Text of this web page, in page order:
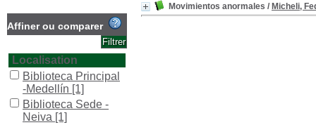
Movimientos anormales / Micheli,
Affiner ou comparer
Localisation
Biblioteca Principal
-Medellín [1]
Biblioteca Sede -
Neiva [1]